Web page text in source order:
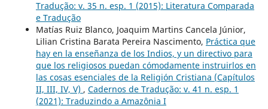
Tradução: v. 35 n. esp. 1 (2015): Literatura Comparada
e Tradução
Matías Ruiz Blanco, Joaquim Martins Cancela Júnior,
Lilian Cristina Barata Pereira Nascimento, Práctica que
hay en la enseñanza de los Indios, y un directivo para
que los religiosos puedan cómodamente instruirlos en
las cosas esenciales de la Religión Cristiana (Capítulos
II, III, IV, V) , Cadernos de Tradução: v. 41 n. esp. 1
(2021): Traduzindo a Amazônia I